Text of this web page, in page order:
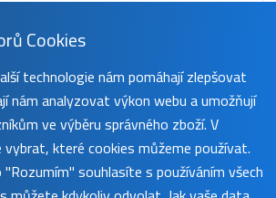
1 479 Kč
koupit
Cookies
technologie nám pomáhají zlepšovat
nám analyzovat výkon webu a umožňují
ve výběru správného zboží. V
které cookies můžeme používat.
souhlasíte s používáním všech